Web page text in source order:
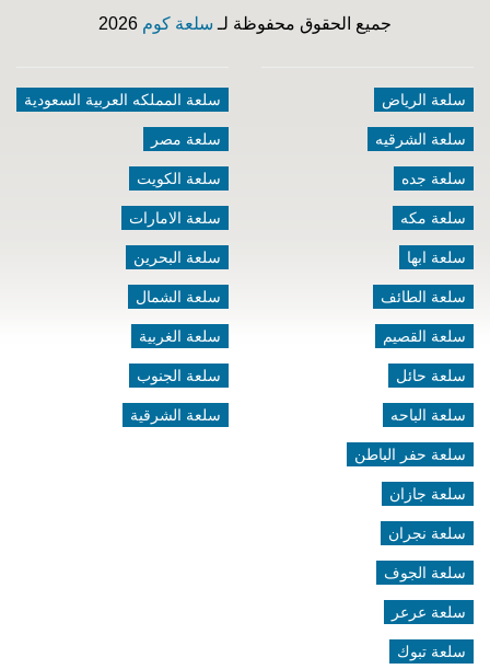
جميع الحقوق محفوظة لـ سلعة كوم
سلعة الرياض
سلعة الشرقيه
سلعة جده
سلعة مكه
سلعة ابها
سلعة الطائف
سلعة القصيم
سلعة حائل
سلعة الباحه
سلعة حفر الباطن
سلعة جازان
سلعة نجران
سلعة الجوف
سلعة عرعر
سلعة تبوك
سلعة المملكه العربية السعودية
سلعة مصر
سلعة الكويت
سلعة الامارات
سلعة البحرين
سلعة الشمال
سلعة الغربية
سلعة الجنوب
سلعة الشرقية